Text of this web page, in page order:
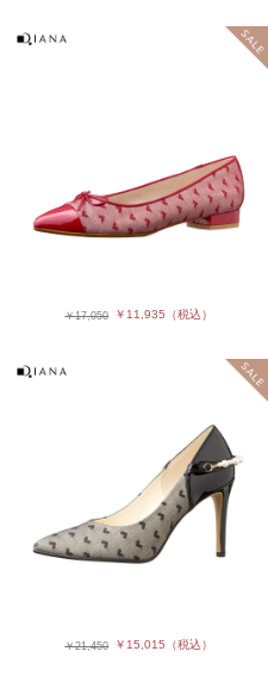
￥17,050 ￥11,935 （税込）
￥21,450 ￥15,015 （税込）